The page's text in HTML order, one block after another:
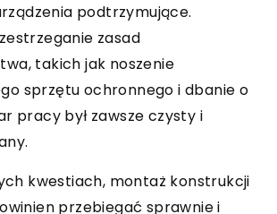
podtrzymujące.
zasad
takich jak noszenie
sprzętu ochronnego i dbanie o
pracy był zawsze czysty i
kwestiach, montaż konstrukcji
przebiegać sprawnie i